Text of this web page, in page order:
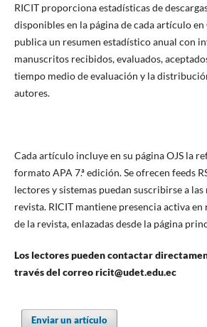
RICIT proporciona estadísticas de
disponibles en la página de cada artículo
publica un resumen estadístico anual con
manuscritos recibidos, evaluados,
tiempo medio de evaluación y la
autores.
Cada artículo incluye en su página OJS la
formato APA 7.ª edición. Se ofrecen feeds
lectores y sistemas puedan suscribirse a las
revista. RICIT mantiene presencia activa en
de la revista, enlazadas desde la página
Los lectores pueden contactar
través del correo ricit@udet.edu.ec
Enviar un artículo